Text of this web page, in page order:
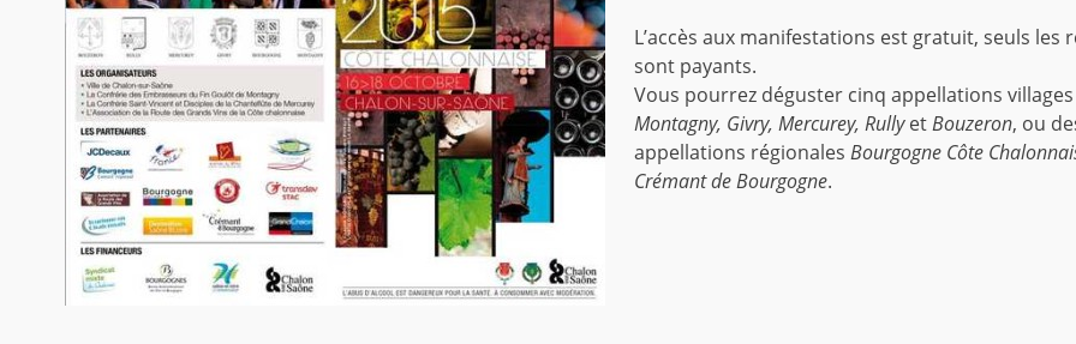
L’accès aux manifestations est gratuit, seuls les
sont payants.
Vous pourrez déguster cinq appellations villages
Montagny, Givry, Mercurey, RullyetBouzeron, ou
appellations régionales Bourgogne Côte
Crémant de Bourgogne.